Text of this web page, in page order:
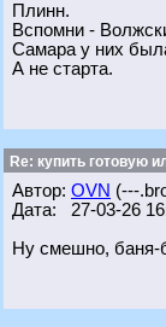
Плинн.
Вспомни -
Самара у них
А не старта.
Re: купить готовую
Автор: OVN (---
Дата: 27-03-26
Ну смешно, баня-